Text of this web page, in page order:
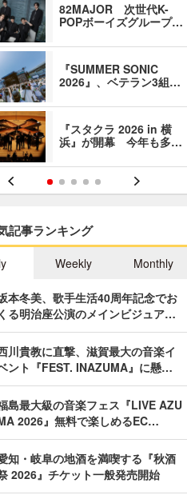
82MAJOR 次世代K-
POPボーイズグループ…
『SUMMER SONIC
2026』、ベテラン3組…
『スタクラ 2026 in 横
浜』が開幕 今年も多…
記事ランキング
Weekly Monthly
本冬美、歌手生活40周年記念でお
くる明治座公演のメインビジュア…
川貴教に直撃、滋賀最大の音楽イ
ント『FEST. INAZUMA』に懸…
島最大級の音楽フェス『LIVE AZU
2026』無料で楽しめるEC…
知・岐阜の地酒を満喫する『秋酒
2026』チケット一般発売開始